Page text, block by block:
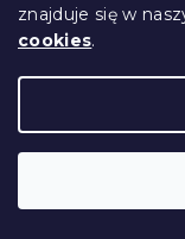
znajduje się w
cookies.
Materac
771 zł
Produkt Polski